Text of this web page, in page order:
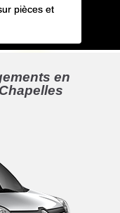
pièces et
en